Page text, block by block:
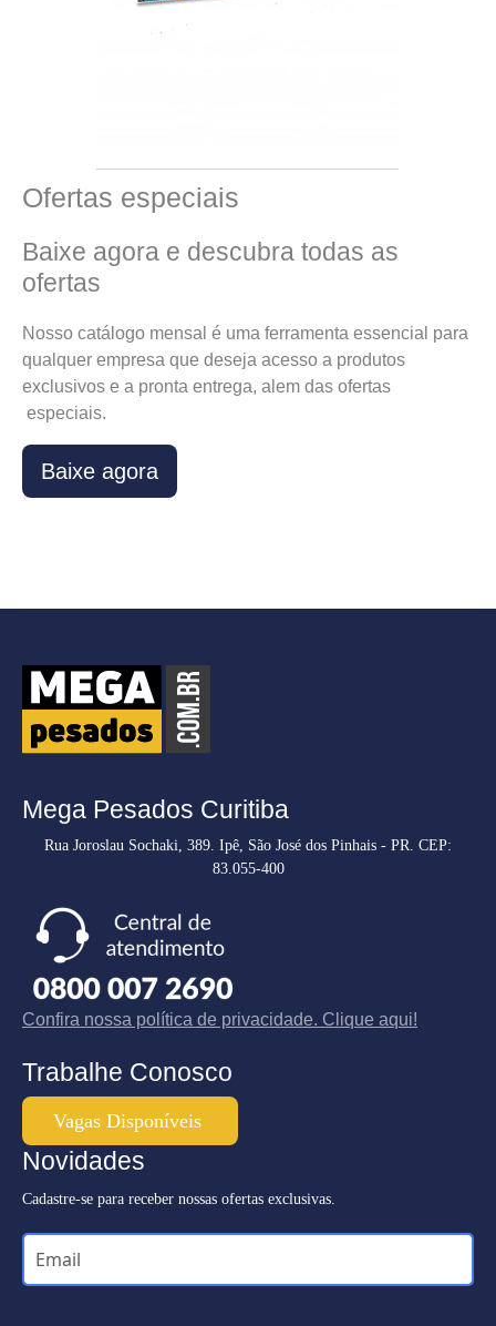
Ofertas especiais
Baixe agora e descubra todas as
ofertas
Nosso catálogo mensal é uma ferramenta essencial para
qualquer empresa que deseja acesso a produtos
exclusivos e a pronta entrega, alem das ofertas
especiais.
Baixe agora
Mega Pesados Curitiba
Rua Joroslau Sochaki, 389. Ipê, São José dos Pinhais - PR. CEP:
83.055-400
Confira nossa política de privacidade. Clique aqui!
Trabalhe Conosco
Vagas Disponíveis
Novidades
Cadastre-se para receber nossas ofertas exclusivas.